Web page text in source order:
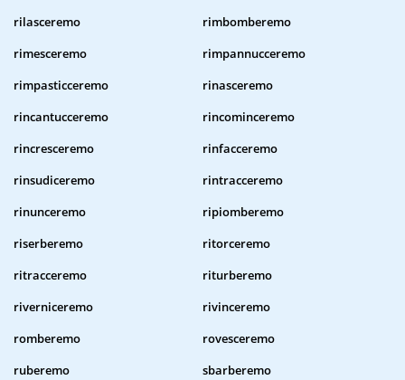
rilasceremo
rimbomberemo
rimesceremo
rimpannucceremo
rimpasticceremo
rinasceremo
rincantucceremo
rincominceremo
rincresceremo
rinfacceremo
rinsudiceremo
rintracceremo
rinunceremo
ripiomberemo
riserberemo
ritorceremo
ritracceremo
riturberemo
riverniceremo
rivinceremo
romberemo
rovesceremo
ruberemo
sbarberemo